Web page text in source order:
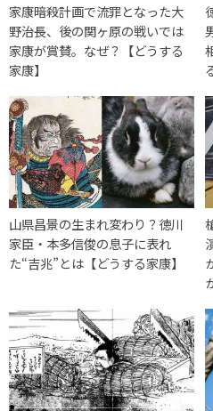
家康暗殺計画で流罪となった大
野治長、後の関ヶ原の戦いでは
家康が賞賛。なぜ？【どうする
家康】
山県昌景の生まれ変わり？徳川
家臣・本多信俊の息子に表れ
た“吉兆”とは【どうする家康】